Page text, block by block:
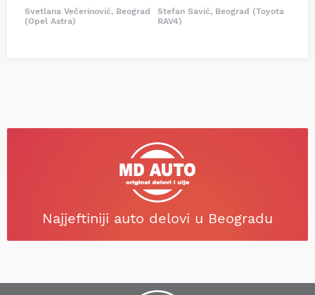
Svetlana Večerinović, Beograd
(Opel Astra)
Stefan Savić, Beograd (Toyota
RAV4)
Najjeftiniji auto delovi u Beogradu